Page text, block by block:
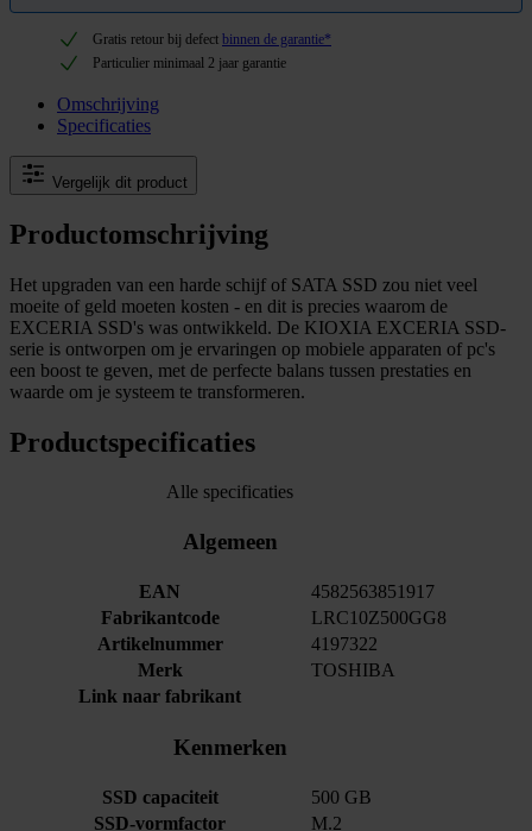
Gratis retour bij defect binnen de garantie*
Particulier minimaal 2 jaar garantie
Omschrijving
Specificaties
Vergelijk dit product
Productomschrijving
Het upgraden van een harde schijf of SATA SSD zou niet veel
moeite of geld moeten kosten - en dit is precies waarom de
EXCERIA SSD's was ontwikkeld. De KIOXIA EXCERIA SSD-
serie is ontworpen om je ervaringen op mobiele apparaten of pc's
een boost te geven, met de perfecte balans tussen prestaties en
waarde om je systeem te transformeren.
Productspecificaties
Alle specificaties
Algemeen
EAN
4582563851917
Fabrikantcode
LRC10Z500GG8
Artikelnummer
4197322
Merk
TOSHIBA
Link naar fabrikant
Kenmerken
SSD capaciteit
500 GB
SSD-vormfactor
M.2